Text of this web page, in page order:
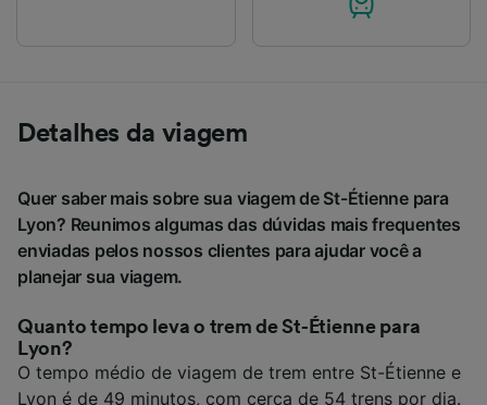
Detalhes da viagem
Quer saber mais sobre sua viagem de St-Étienne para
Lyon? Reunimos algumas das dúvidas mais frequentes
enviadas pelos nossos clientes para ajudar você a
planejar sua viagem.
Quanto tempo leva o trem de St-Étienne para
Lyon?
O tempo médio de viagem de trem entre St-Étienne e
Lyon é de 49 minutos, com cerca de 54 trens por dia.